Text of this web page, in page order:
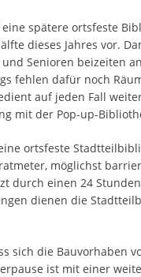
spätere ortsfeste
dieses Jahres vor.
Senioren beizeiten
fehlen dafür noch
auf jeden Fall
mit der Pop-up-
ortsfeste
möglichst
durch einen 24
dienen die
sich die Bauvorhaben
ist mit einer